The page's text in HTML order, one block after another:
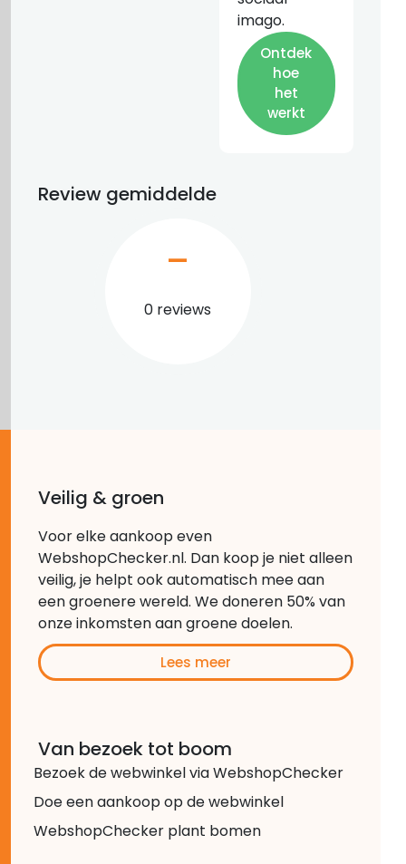
imago.
Ontdek
hoe
het
werkt
Review gemiddelde
0 reviews
–
Veilig & groen
Voor elke aankoop even
WebshopChecker.nl. Dan koop je niet alleen
veilig, je helpt ook automatisch mee aan
een groenere wereld. We doneren 50% van
onze inkomsten aan groene doelen.
Lees meer
Van bezoek tot boom
Bezoek de webwinkel via WebshopChecker
Doe een aankoop op de webwinkel
WebshopChecker plant bomen